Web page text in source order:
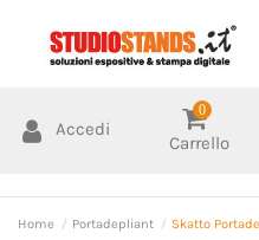
Accedi
0
Carrello
Home Portadepliant Skatto